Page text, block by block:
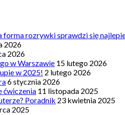
rozrywki sprawdzi się
2026
2026
w Warszawie 15 lutego 2026
w 2025! 2 lutego 2026
6 stycznia 2026
ćwiczenia 11 listopada 2025
Poradnik 23 kwietnia 2025
2025